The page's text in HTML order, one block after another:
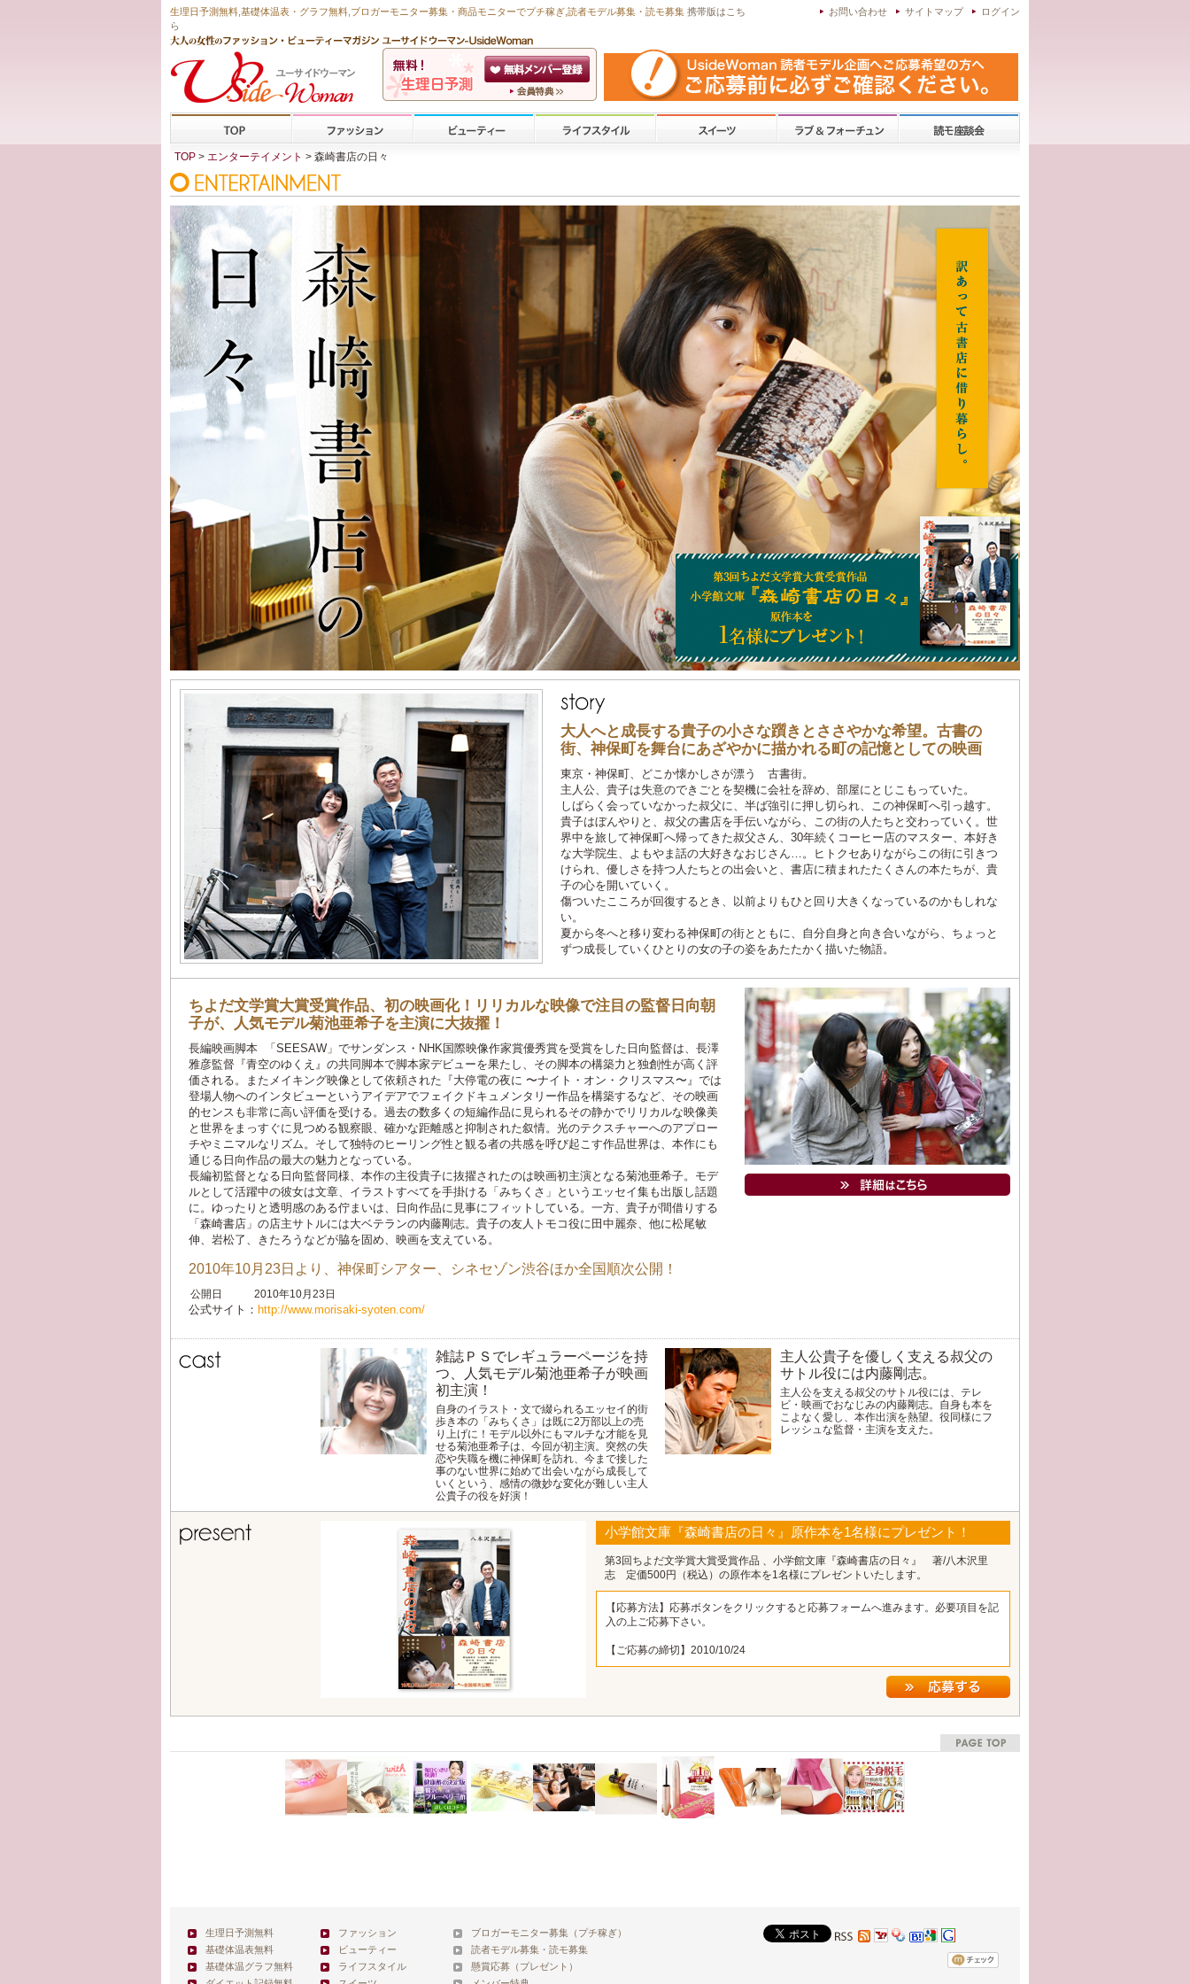
生理日予測無料 基礎体温表・グラフ無料 ,ブロガーモニター募集・商品モニターでプチ稼ぎ ,読者モデル募集・ 読モ募集 携帯版はこち
ら
ログイン
サイトマップ
お問い合わせ
TOP > エンターテイメント > 森崎書店の日々
大人へと成長する貴子の小さな躓きとささやかな希望。古書の
街、神保町を舞台にあざやかに描かれる町の記憶としての映画
東京・神保町、どこか懐かしさが漂う 古書街。
主人公、貴子は失意のできごとを契機に会社を辞め、部屋にとじこもっていた。
しばらく会っていなかった叔父に、半ば強引に押し切られ、この神保町へ引っ越す。
貴子はぼんやりと、叔父の書店を手伝いながら、この街の人たちと交わっていく。世
界中を旅して神保町へ帰ってきた叔父さん、30年続くコーヒー店のマスター、本好き
な大学院生、よもやま話の大好きなおじさん…。ヒトクセありながらこの街に引きつ
けられ、優しさを持つ人たちとの出会いと、書店に積まれたたくさんの本たちが、貴
子の心を開いていく。
傷ついたこころが回復するとき、以前よりもひと回り大きくなっているのかもしれな
い。
夏から冬へと移り変わる神保町の街とともに、自分自身と向き合いながら、ちょっと
ずつ成長していくひとりの女の子の姿をあたたかく描いた物語。
ちよだ文学賞大賞受賞作品、初の映画化！リリカルな映像で注目の監督日向朝
子が、人気モデル菊池亜希子を主演に大抜擢！
長編映画脚本 「SEESAW」でサンダンス・NHK国際映像作家賞優秀賞を受賞をした日向監督は、長澤
雅彦監督『青空のゆくえ』の共同脚本で脚本家デビューを果たし、その脚本の構築力と独創性が高く評
価される。またメイキング映像として依頼された『大停電の夜に 〜ナイト・オン・クリスマス〜』では
登場人物へのインタビューというアイデアでフェイクドキュメンタリー作品を構築するなど、その映画
的センスも非常に高い評価を受ける。過去の数多くの短編作品に見られるその静かでリリカルな映像美
と世界をまっすぐに見つめる観察眼、確かな距離感と抑制された叙情。光のテクスチャーへのアプロー
チやミニマルなリズム。そして独特のヒーリング性と観る者の共感を呼び起こす作品世界は、本作にも
通じる日向作品の最大の魅力となっている。
長編初監督となる日向監督同様、本作の主役貴子に抜擢されたのは映画初主演となる菊池亜希子。モデ
ルとして活躍中の彼女は文章、イラストすべてを手掛ける「みちくさ」というエッセイ集も出版し話題
に。ゆったりと透明感のある佇まいは、日向作品に見事にフィットしている。一方、貴子が間借りする
「森崎書店」の店主サトルには大ベテランの内藤剛志。貴子の友人トモコ役に田中麗奈、他に松尾敏
伸、岩松了、きたろうなどが脇を固め、映画を支えている。
2010年10月23日より、神保町シアター、シネセゾン渋谷ほか全国順次公開！
公開日 2010年10月23日
公式サイト： http://www.morisaki-syoten.com/
雑誌ＰＳでレギュラーページを持
つ、人気モデル菊池亜希子が映画
初主演！
自身のイラスト・文で綴られるエッセイ的街
歩き本の「みちくさ」は既に2万部以上の売
り上げに！モデル以外にもマルチな才能を見
せる菊池亜希子は、今回が初主演。突然の失
恋や失職を機に神保町を訪れ、今まで接した
事のない世界に始めて出会いながら成長して
いくという、感情の微妙な変化が難しい主人
公貴子の役を好演！
主人公貴子を優しく支える叔父の
サトル役には内藤剛志。
主人公を支える叔父のサトル役には、テレ
ビ・映画でおなじみの内藤剛志。自身も本を
こよなく愛し、本作出演を熱望。役同様にフ
レッシュな監督・主演を支えた。
小学館文庫『森崎書店の日々』原作本を1名様にプレゼント！
第3回ちよだ文学賞大賞受賞作品 、小学館文庫『森崎書店の日々』 著/八木沢里
志 定価500円（税込）の原作本を1名様にプレゼントいたします。
【応募方法】応募ボタンをクリックすると応募フォームへ進みます。必要項目を記
入の上ご応募下さい。
【ご応募の締切】2010/10/24
生理日予測無料
基礎体温表無料
基礎体温グラフ無料
ファッション
ビューティー
ライフスタイル
ブロガーモニター募集（プチ稼ぎ）
読者モデル募集・読モ募集
懸賞応募（プレゼント）